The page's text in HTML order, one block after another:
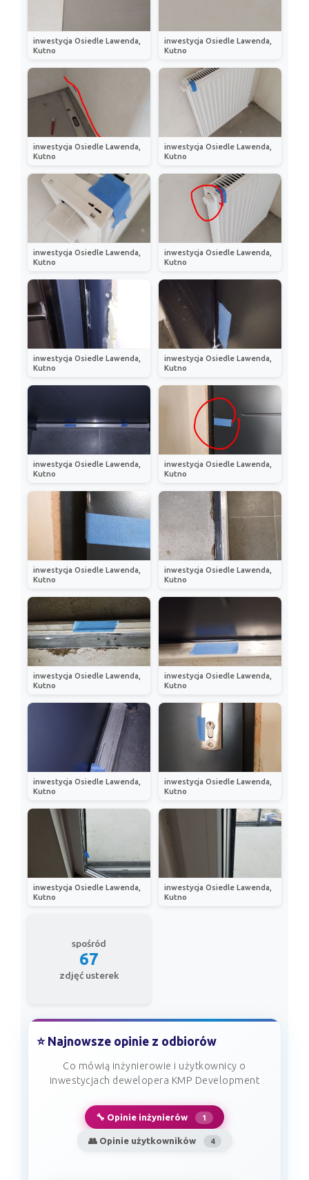
inwestycja Osiedle Lawenda,
Kutno
inwestycja Osiedle Lawenda,
Kutno
inwestycja Osiedle Lawenda,
Kutno
inwestycja Osiedle Lawenda,
Kutno
inwestycja Osiedle Lawenda,
Kutno
inwestycja Osiedle Lawenda,
Kutno
inwestycja Osiedle Lawenda,
Kutno
inwestycja Osiedle Lawenda,
Kutno
inwestycja Osiedle Lawenda,
Kutno
inwestycja Osiedle Lawenda,
Kutno
inwestycja Osiedle Lawenda,
Kutno
inwestycja Osiedle Lawenda,
Kutno
inwestycja Osiedle Lawenda,
Kutno
inwestycja Osiedle Lawenda,
Kutno
inwestycja Osiedle Lawenda,
Kutno
inwestycja Osiedle Lawenda,
Kutno
inwestycja Osiedle Lawenda,
Kutno
inwestycja Osiedle Lawenda,
Kutno
spośród
67
zdjęć usterek
⭐ Najnowsze opinie z odbiorów
Co mówią inżynierowie i użytkownicy o
inwestycjach dewelopera KMP Development
🔧 Opinie inżynierów 1
👥 Opinie użytkowników 4